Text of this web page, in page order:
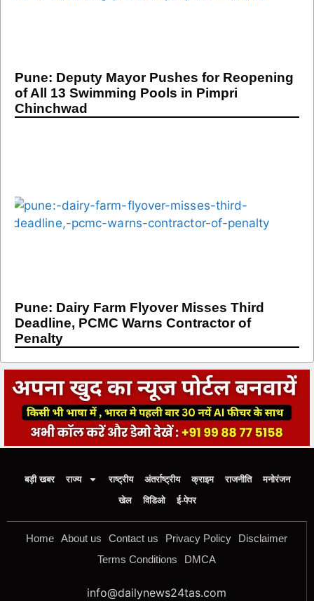
Pune: Deputy Mayor Pushes for Reopening
of All 13 Swimming Pools in Pimpri
Chinchwad
Pune: Dairy Farm Flyover Misses Third
Deadline, PCMC Warns Contractor of
Penalty
बड़ी खबर राज्य राष्ट्रीय अंतर्राष्ट्रीय क्राइम राजनीति
मनोरंजन
खेल
विडिओ ई-पेपर
Home About us Contact us Privacy Policy
Disclaimer
Terms Conditions
DMCA
info@dailynews24tas.com